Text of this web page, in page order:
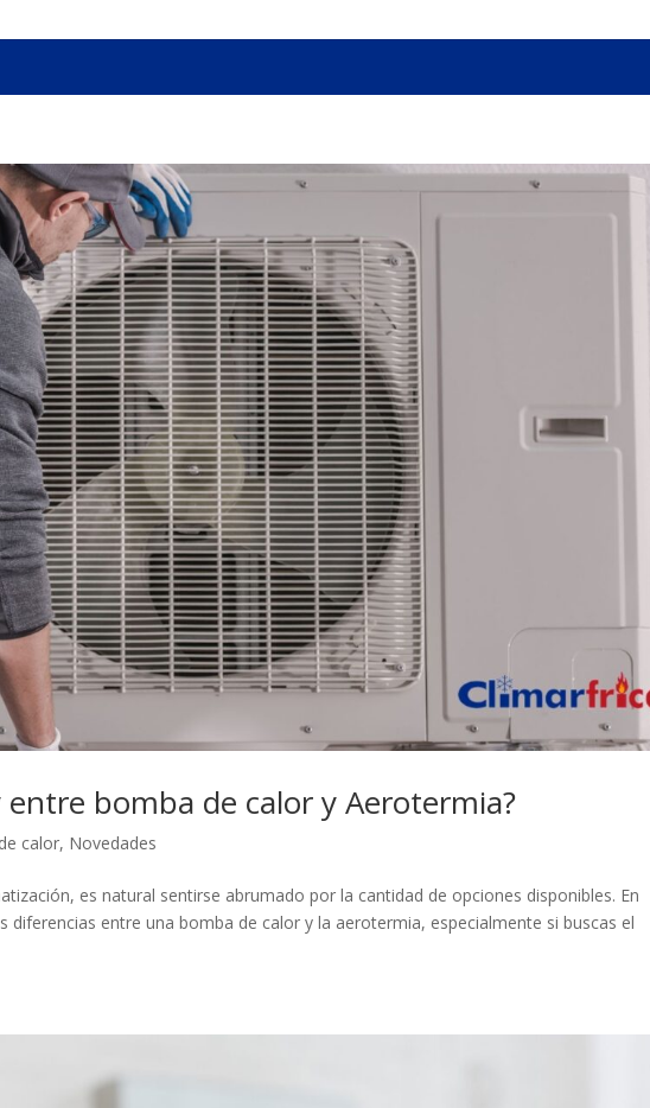
bomba de calor y Aerotermia?
calor, Novedades
es natural sentirse abrumado por la cantidad de opciones disponibles. En
diferencias entre una bomba de calor y la aerotermia, especialmente si buscas el